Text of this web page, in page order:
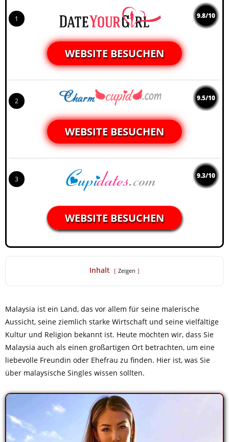
1 9.8/10
WEBSITE BESUCHEN
2 9.5/10
WEBSITE BESUCHEN
3 9.3/10
WEBSITE BESUCHEN
Inhalt Zeigen
Malaysia ist ein Land, das vor allem für seine malerische
Aussicht, seine ziemlich starke Wirtschaft und seine vielfältige
Kultur und Religion bekannt ist. Heute möchten wir, dass Sie
Malaysia auch als einen großartigen Ort betrachten, um eine
liebevolle Freundin oder Ehefrau zu finden. Hier ist, was Sie
über malaysische Singles wissen sollten.